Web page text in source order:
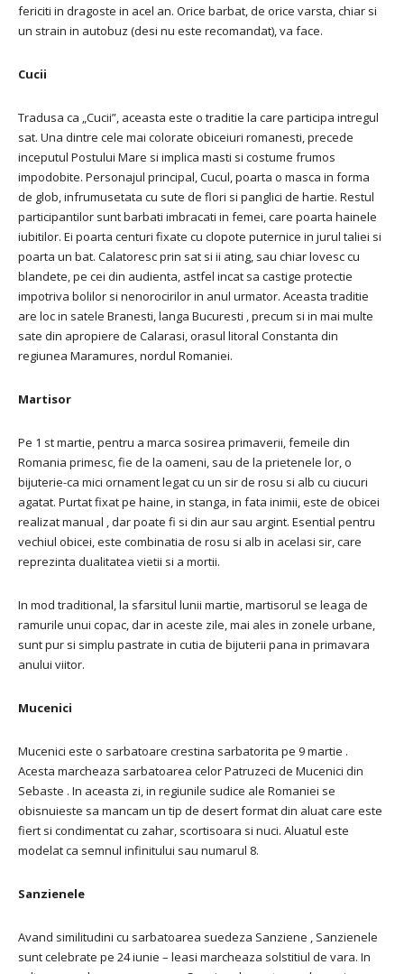
fericiti in dragoste in acel an. Orice barbat, de orice varsta, chiar si
un strain in autobuz (desi nu este recomandat), va face.
Cucii
Tradusa ca „Cucii”, aceasta este o traditie la care participa intregul
sat. Una dintre cele mai colorate obiceiuri romanesti, precede
inceputul Postului Mare si implica masti si costume frumos
impodobite. Personajul principal, Cucul, poarta o masca in forma
de glob, infrumusetata cu sute de flori si panglici de hartie. Restul
participantilor sunt barbati imbracati in femei, care poarta hainele
iubitilor. Ei poarta centuri fixate cu clopote puternice in jurul taliei si
poarta un bat. Calatoresc prin sat si ii ating, sau chiar lovesc cu
blandete, pe cei din audienta, astfel incat sa castige protectie
impotriva bolilor si nenorocirilor in anul urmator. Aceasta traditie
are loc in satele Branesti, langa Bucuresti , precum si in mai multe
sate din apropiere de Calarasi, orasul litoral Constanta din
regiunea Maramures, nordul Romaniei.
Martisor
Pe 1 st martie, pentru a marca sosirea primaverii, femeile din
Romania primesc, fie de la oameni, sau de la prietenele lor, o
bijuterie-ca mici ornament legat cu un sir de rosu si alb cu ciucuri
agatat. Purtat fixat pe haine, in stanga, in fata inimii, este de obicei
realizat manual , dar poate fi si din aur sau argint. Esential pentru
vechiul obicei, este combinatia de rosu si alb in acelasi sir, care
reprezinta dualitatea vietii si a mortii.
In mod traditional, la sfarsitul lunii martie, martisorul se leaga de
ramurile unui copac, dar in aceste zile, mai ales in zonele urbane,
sunt pur si simplu pastrate in cutia de bijuterii pana in primavara
anului viitor.
Mucenici
Mucenici este o sarbatoare crestina sarbatorita pe 9 martie .
Acesta marcheaza sarbatoarea celor Patruzeci de Mucenici din
Sebaste . In aceasta zi, in regiunile sudice ale Romaniei se
obisnuieste sa mancam un tip de desert format din aluat care este
fiert si condimentat cu zahar, scortisoara si nuci. Aluatul este
modelat ca semnul infinitului sau numarul 8.
Sanzienele
Avand similitudini cu sarbatoarea suedeza Sanziene , Sanzienele
sunt celebrate pe 24 iunie – leasi marcheaza solstitiul de vara. In